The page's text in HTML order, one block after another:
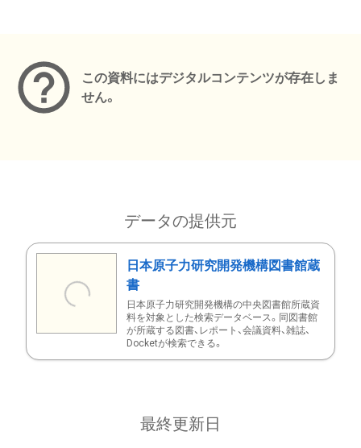
この資料にはデジタルコンテンツが存在しま
せん。
データの提供元
日本原子力研究開発機構図書館蔵
書
日本原子力研究開発機構の中央図書館所蔵資
料を対象とした検索データベース。同図書館
が所蔵する図書、レポート、会議資料、雑誌、
Docketが検索できる。
最終更新日